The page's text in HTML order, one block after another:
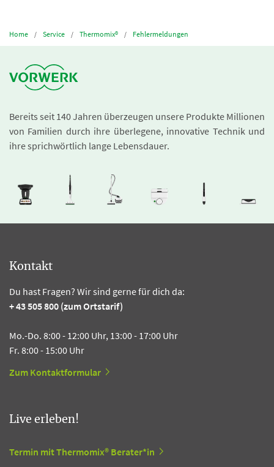
Home Service Thermomix® Fehlermeldungen
Bereits seit 140 Jahren überzeugen unsere Produkte Millionen
von Familien durch ihre überlegene, innovative Technik und
ihre sprichwörtlich lange Lebensdauer.
Kontakt
Du hast Fragen? Wir sind gerne für dich da:
+ 43 505 800 (zum Ortstarif)
Mo.-Do. 8:00 - 12:00 Uhr, 13:00 - 17:00 Uhr
Fr. 8:00 - 15:00 Uhr
Zum Kontaktformular
Live erleben!
Termin mit Thermomix® Berater*in